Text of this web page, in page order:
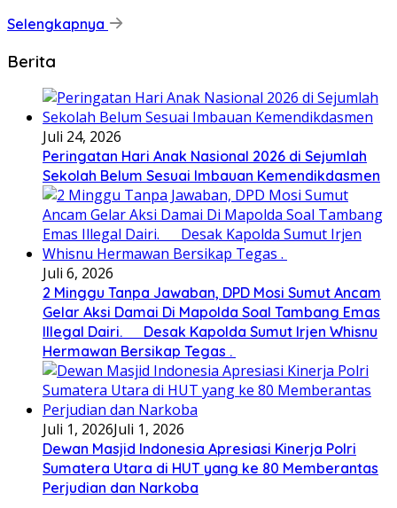
Selengkapnya
Berita
Juli 24, 2026
Peringatan Hari Anak Nasional 2026 di Sejumlah
Sekolah Belum Sesuai Imbauan Kemendikdasmen
Juli 6, 2026
2 Minggu Tanpa Jawaban, DPD Mosi Sumut Ancam
Gelar Aksi Damai Di Mapolda Soal Tambang Emas
Illegal Dairi. Desak Kapolda Sumut Irjen Whisnu
Hermawan Bersikap Tegas .
Juli 1, 2026Juli 1, 2026
Dewan Masjid Indonesia Apresiasi Kinerja Polri
Sumatera Utara di HUT yang ke 80 Memberantas
Perjudian dan Narkoba